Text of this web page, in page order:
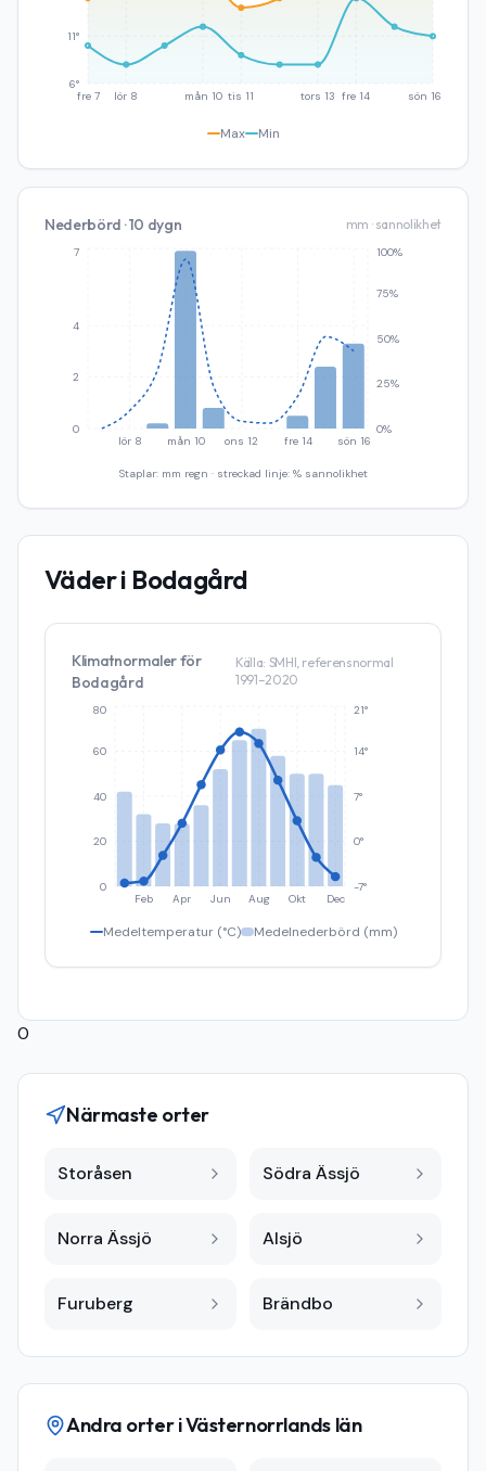
fre 7 lör 8 mån 10 tis 11 tors 13 fre 14 sön 16
6°
11°
Max Min
Nederbörd · 10 dygn mm · sannolikhet
lör 8 mån 10 ons 12 fre 14 sön 16
0
2
4
7
0%
25%
50%
75%
100%
Staplar: mm regn · streckad linje: % sannolikhet
Väder i Bodagård
Klimatnormaler för
Bodagård
Källa: SMHI, referensnormal
1991–2020
Feb Apr Jun Aug Okt Dec
0
20
40
60
80
-7°
0°
7°
14°
21°
Medeltemperatur (°C) Medelnederbörd (mm)
0
Närmaste orter
Storåsen Södra Ässjö
Norra Ässjö Alsjö
Furuberg Brändbo
Andra orter iVästernorrlands län